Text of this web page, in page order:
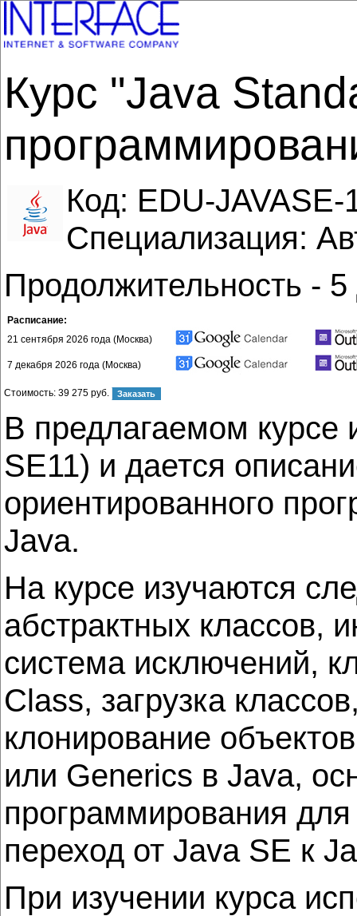
Курс "Java
Код: EDU-JAVASE-
Специализация:
Продолжительность - 5
Расписание:
21 сентября 2026 года (Москва)
7 декабря 2026 года (Москва)
Стоимость: 39 275 руб.
В предлагаемом курсе
SE11) и дается
ориентированного
Java.
На курсе изучаются
абстрактных классов,
система исключений,
Class, загрузка
клонирование
или Generics в Java,
программирования
переход от Java SE к
При изучении курса